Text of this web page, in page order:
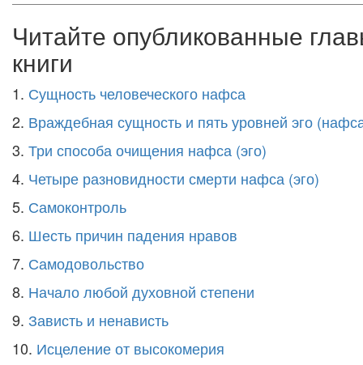
Читайте опубликованные
книги
1. Сущность человеческого нафса
2. Враждебная сущность и пять уровней эго
3. Три способа очищения нафса (эго)
4. Четыре разновидности смерти нафса (эго)
5. Самоконтроль
6. Шесть причин падения нравов
7. Самодовольство
8. Начало любой духовной степени
9. Зависть и ненависть
10. Исцеление от высокомерия